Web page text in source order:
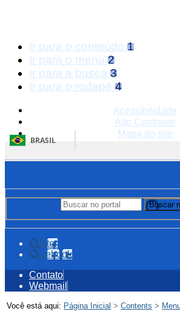
Ir para o conteúdo 1
Ir para o menu 2
Ir para a busca 3
Ir para o rodapé 4
Acessibilidade
Alto Contraste
Mapa do site
BRASIL
Acesso
Buscar no
Buscar no portal
Twitter
Facebook
Contato
Webmail
Você está aqui: Página Inicial >Contents >